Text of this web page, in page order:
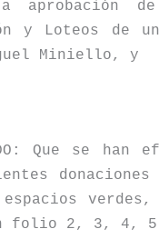
aprobación
y Loteos de
Miniello, y
Que se han
verdes,
folio 2, 3, 4,